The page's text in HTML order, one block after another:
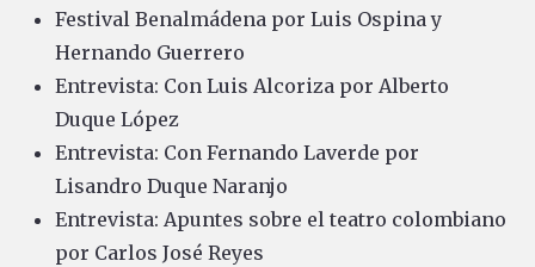
Festival Benalmádena por Luis Ospina y
Hernando Guerrero
Entrevista: Con Luis Alcoriza por Alberto
Duque López
Entrevista: Con Fernando Laverde por
Lisandro Duque Naranjo
Entrevista: Apuntes sobre el teatro colombiano
por Carlos José Reyes